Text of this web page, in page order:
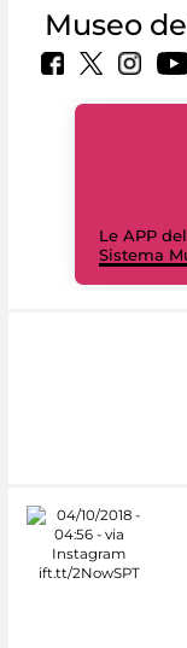
Museo
Le APP del
Sistema